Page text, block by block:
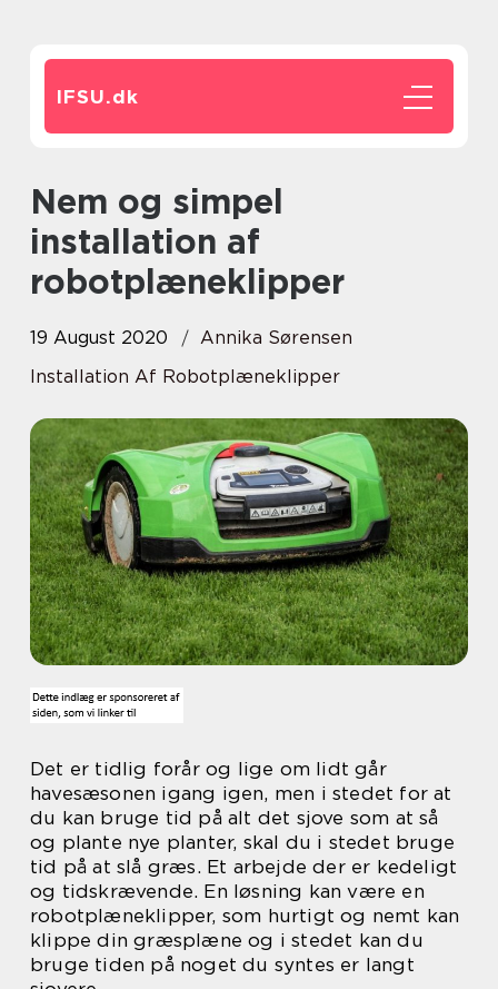
IFSU.dk
Nem og simpel
installation af
robotplæneklipper
19 August 2020
Annika Sørensen
Installation Af Robotplæneklipper
Det er tidlig forår og lige om lidt går
havesæsonen igang igen, men i stedet for at
du kan bruge tid på alt det sjove som at så
og plante nye planter, skal du i stedet bruge
tid på at slå græs. Et arbejde der er kedeligt
og tidskrævende. En løsning kan være en
robotplæneklipper, som hurtigt og nemt kan
klippe din græsplæne og i stedet kan du
bruge tiden på noget du syntes er langt